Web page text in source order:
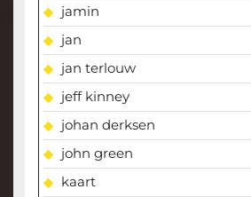
jamin
jan
jan terlouw
jeff kinney
johan derksen
john green
kaart